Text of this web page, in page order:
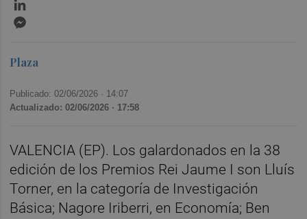
Plaza
Publicado: 02/06/2026 · 14:07
Actualizado: 02/06/2026 · 17:58
VALENCIA (EP). Los galardonados en la 38
edición de los Premios Rei Jaume I son Lluís
Torner, en la categoría de Investigación
Básica; Nagore Iriberri, en Economía; Ben